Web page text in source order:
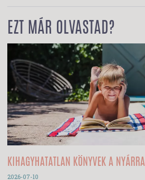
EZT MÁR OLVASTAD?
KIHAGYHATATLAN KÖNYVEK A NYÁRRA
2026-07-10